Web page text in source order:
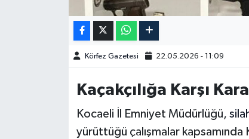
Körfez Gazetesi 22.05.2026 - 11:09
Kaçakçılığa Karşı
Kocaeli İl Emniyet Müdürlüğü,
yürüttüğü çalışmalar